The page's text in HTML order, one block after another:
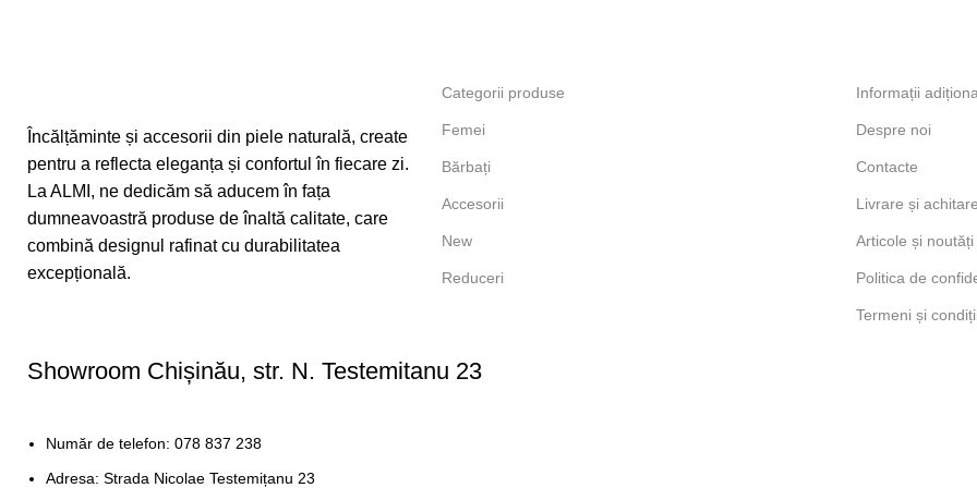
Încălțăminte și accesorii din piele naturală, create
pentru a reflecta eleganța și confortul în fiecare zi.
La ALMI, ne dedicăm să aducem în fața
dumneavoastră produse de înaltă calitate, care
combină designul rafinat cu durabilitatea
excepțională.
Categorii produse
Femei
Bărbați
Accesorii
New
Reduceri
Informații
Despre noi
Contacte
Livrare și achitare
Articole și noutăți
Politica de
Termeni și condiții
Showroom Chișinău, str. N. Testemitanu 23
Număr de telefon: 078 837 238
Adresa: Strada Nicolae Testemițanu 23